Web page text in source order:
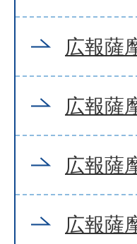
広報薩
広報薩
広報薩
広報薩